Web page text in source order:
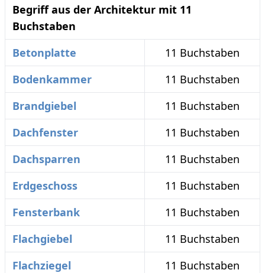
Begriff aus der Architektur mit 11
Buchstaben
Betonplatte
11 Buchstaben
Bodenkammer
11 Buchstaben
Brandgiebel
11 Buchstaben
Dachfenster
11 Buchstaben
Dachsparren
11 Buchstaben
Erdgeschoss
11 Buchstaben
Fensterbank
11 Buchstaben
Flachgiebel
11 Buchstaben
Flachziegel
11 Buchstaben